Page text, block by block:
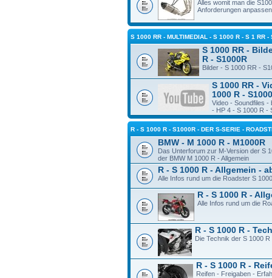
Alles womit man die
Anforderungen
S 1000 RR - MULTIMEDIAL - S 1000 R - S 1 RR -
S 1000 RR -
R - S1000R
Bilder - S 1000 RR -
S 1000 RR -
1000 R -
Video - Soundfiles -
- HP 4 - S 1000 R -
R - S 1000 R - S1000R - DER S-SERIE -
BMW - M 1000 R - M1000R
Das Unterforum zur M-Version der S
der BMW M 1000 R - Allgemein
R - S 1000 R - Allgemein -
Alle Infos rund um die Roadster S
R - S 1000 R -
Alle Infos rund um die
R - S 1000 R -
Die Technik der S 1000
R - S 1000 R -
Reifen - Freigaben -